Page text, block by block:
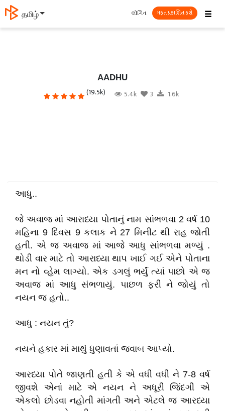
தமிழ் ☰
લૉગિન મફત પ્રકાશિત કરો
AADHU
(19.5k) 5.4k 3 1.6k
આધુ..
જે અવાજ માં આરાધ્યા પોતાનું નામ સાંભળવા 2 વર્ષ 10
મહિના 9 દિવસ 9 કલાક ને 27 મિનીટ થી રાહ જોતી
હતી. એ જ અવાજ માં આજે આધુ સાંભળવા મળ્યું .
થોડી વાર માટે તો આરાધ્યા થાપ ખાઈ ગઈ એને પોતાના
મન નો વ્હેમ લાગ્યો. એક ડગલું ભર્યું ત્યાં પાછો એ જ
અવાજ માં આધુ સંભળાયું. પાછળ ફરી ને જોયું તો
નયન જ હતો..
આધુ : નયન તું?
નયને હકાર માં માથું ધુણાવતાં જવાબ આપ્યો.
આરધ્યા પોતે જાણતી હતી કે એ વધી વધી ને 7-8 વર્ષ
જીવશે એનાં માટે એ નયન ને અધૂરી જિંદગી એ
એકલો છોડવા નહોતી માંગતી અને એટલે જ આરધ્યા